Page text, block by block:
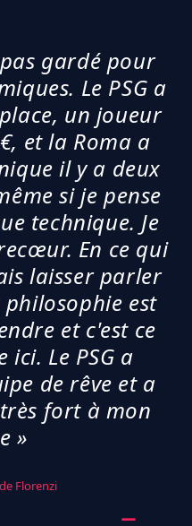
gardé pour
Le PSG a
un joueur
et la Roma a
il y a deux
si je pense
technique. Je
En ce qui
laisser parler
est
et c'est ce
Le PSG a
de rêve et a
fort à mon
»
Florenzi